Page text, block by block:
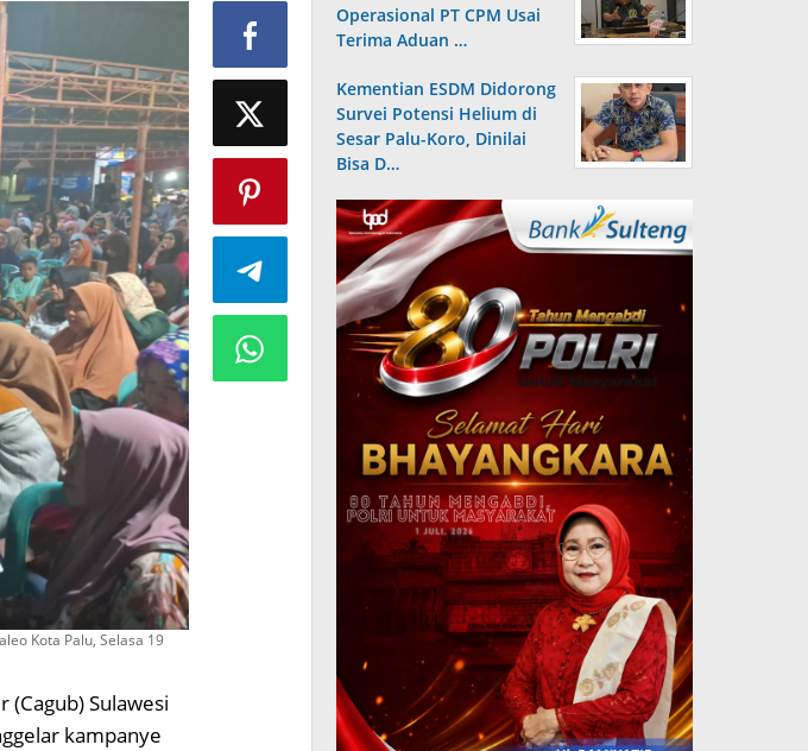
Kota Palu, Selasa 19
(Cagub) Sulawesi
kampanye
Operasional PT CPM Usai
Terima Aduan …
Kementian ESDM Didorong
Survei Potensi Helium di
Sesar Palu-Koro, Dinilai
Bisa D…